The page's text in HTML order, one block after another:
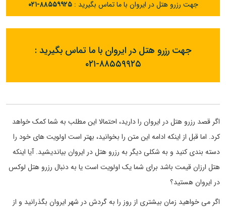
جهت رزرو هتل در ایروان با ما تماس بگیرید :۰۲۱-۸۸۵۵۹۹۲۵
جهت رزرو هتل در ایروان با ما تماس بگیرید :
۰۲۱-۸۸۵۵۹۹۲۵
اگر قصد رزرو هتل در ایروان را دارید، احتمالا این مطلب به شما کمک خواهد
کرد. اما قبل از اینکه ادامه این متن را بخوانید، بهتر است اولویت های خود را
دسته بندی کنید و به شکلی دیگر به رزرو هتل در ایروان بیاندیشید. آیا اینکه
هتل ارزان قیمت باشد برای شما یک اولویت است یا به دنبال رزرو هتل لوکس
در ایروان هستید؟
اگر می خواهید زمان بیشتری از روز را به گردش در شهر ایروان بگذرانید و از